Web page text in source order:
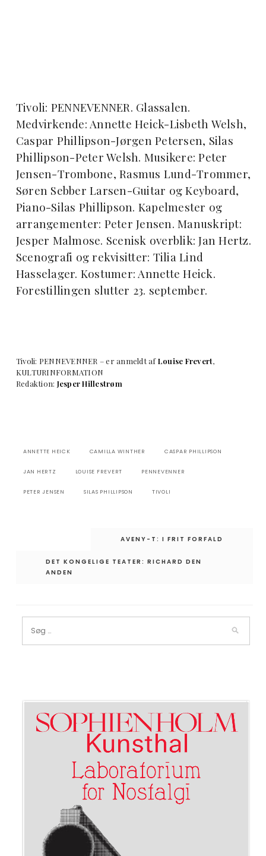
Tivoli: PENNEVENNER. Glassalen.
Medvirkende: Annette Heick-Lisbeth Welsh,
Caspar Phillipson-Jørgen Petersen, Silas
Phillipson-Peter Welsh. Musikere: Peter
Jensen-Trombone, Rasmus Lund-Trommer,
Søren Sebber Larsen-Guitar og Keyboard,
Piano-Silas Phillipson. Kapelmester og
arrangementer: Peter Jensen. Manuskript:
Jesper Malmose. Scenisk overblik: Jan Hertz.
Scenografi og rekvisitter: Tilia Lind
Hasselager. Kostumer: Annette Heick.
Forestillingen slutter 23. september.
Tivoli: PENNEVENNER – er anmeldt afLouise Frevert,
KULTURINFORMATION
Redaktion: Jesper Hillestrøm
ANNETTE HEICK CAMILLA WINTHER CASPAR PHILLIPSON
JAN HERTZ LOUISE FREVERT PENNEVENNER
PETER JENSEN SILAS PHILLIPSON TIVOLI
IndlægsnavigationAVENY-T: I FRIT FORFALD
DET KONGELIGE TEATER: RICHARD DEN
ANDEN